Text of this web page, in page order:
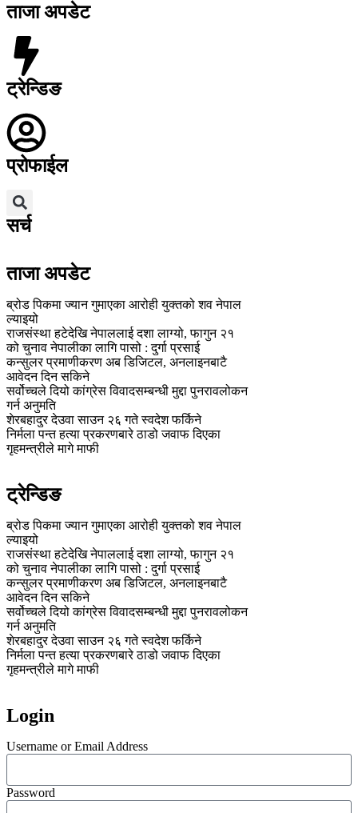
ताजा अपडेट
ट्रेन्डिङ
प्रोफाईल
सर्च
ताजा अपडेट
ब्रोड पिकमा ज्यान गुमाएका आरोही युक्तको शव नेपाल
ल्याइयो
राजसंस्था हटेदेखि नेपाललाई दशा लाग्यो, फागुन २१
को चुनाव नेपालीका लागि पासो : दुर्गा प्रसाई
कन्सुलर प्रमाणीकरण अब डिजिटल, अनलाइनबाटै
आवेदन दिन सकिने
सर्वोच्चले दियो कांग्रेस विवादसम्बन्धी मुद्दा पुनरावलोकन
गर्न अनुमति
शेरबहादुर देउवा साउन २६ गते स्वदेश फर्किने
निर्मला पन्त हत्या प्रकरणबारे ठाडो जवाफ दिएका
गृहमन्त्रीले मागे माफी
ट्रेन्डिङ
ब्रोड पिकमा ज्यान गुमाएका आरोही युक्तको शव नेपाल
ल्याइयो
राजसंस्था हटेदेखि नेपाललाई दशा लाग्यो, फागुन २१
को चुनाव नेपालीका लागि पासो : दुर्गा प्रसाई
कन्सुलर प्रमाणीकरण अब डिजिटल, अनलाइनबाटै
आवेदन दिन सकिने
सर्वोच्चले दियो कांग्रेस विवादसम्बन्धी मुद्दा पुनरावलोकन
गर्न अनुमति
शेरबहादुर देउवा साउन २६ गते स्वदेश फर्किने
निर्मला पन्त हत्या प्रकरणबारे ठाडो जवाफ दिएका
गृहमन्त्रीले मागे माफी
Login
Username or Email Address
Password